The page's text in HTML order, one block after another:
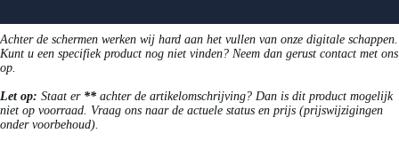
Achter de schermen werken wij hard aan het vullen van onze digitale schappen.
Kunt u een specifiek product nog niet vinden? Neem dan gerust contact met ons
op.
Let op: Staat er ** achter de artikelomschrijving? Dan is dit product mogelijk
niet op voorraad. Vraag ons naar de actuele status en prijs (prijswijzigingen
onder voorbehoud).